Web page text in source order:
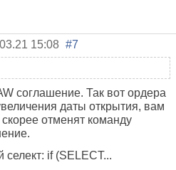
15:08 #7
соглашение. Так вот ордера
даты открытия, вам
отменят команду
if (SELECT...